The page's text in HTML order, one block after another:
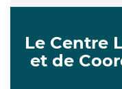
Le Centre
et de